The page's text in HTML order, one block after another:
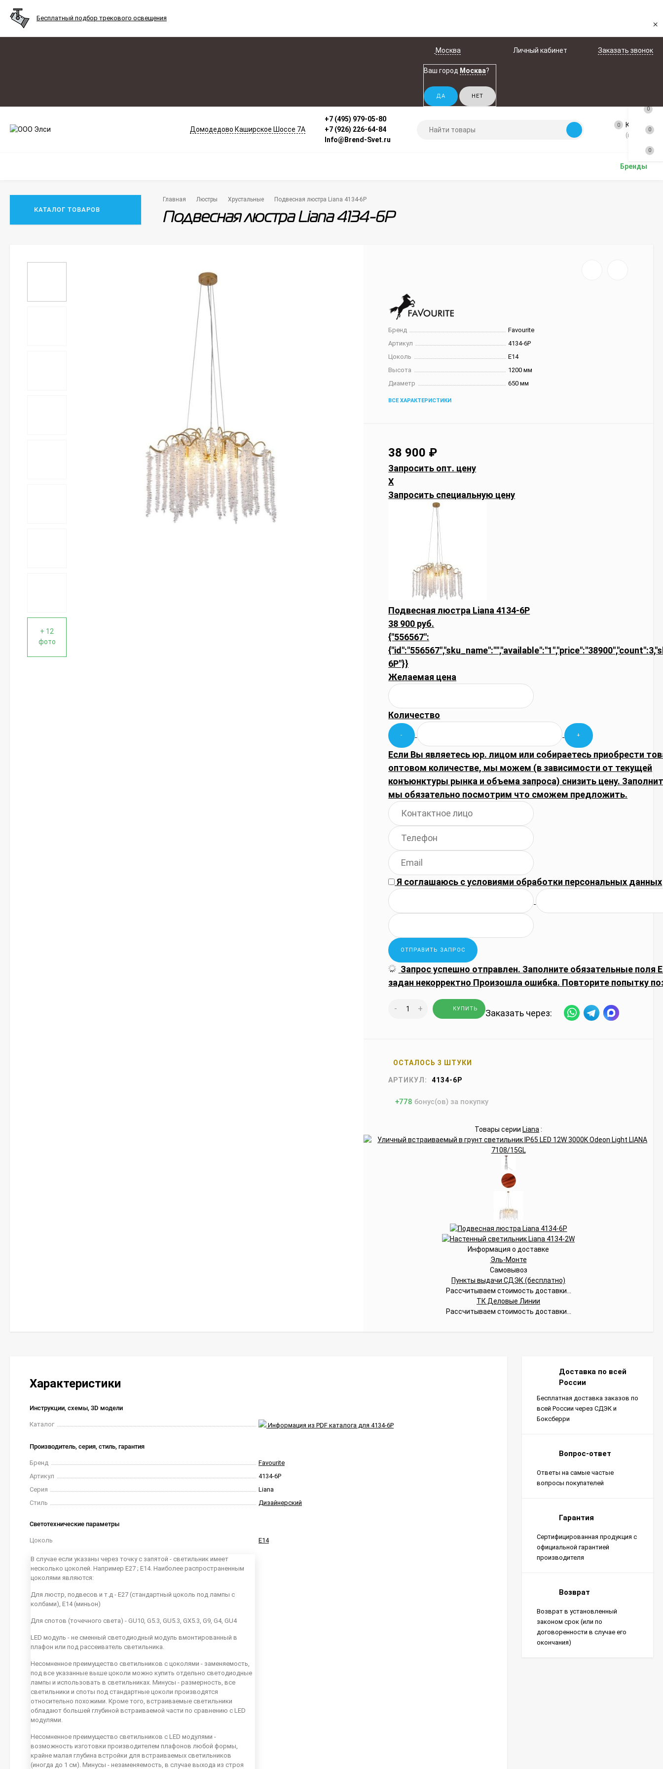
Бесплатный подбор трекового освещения
×
Москва
Ваш город Москва?
Личный кабинет Заказать звонок
Домодедово Каширское Шоссе 7А
+7 (495) 979-05-80
+7 (926) 226-64-84
Info@Brend-Svet.ru
0 Корзина
(пусто)
Бренды
КАТАЛОГ ТОВАРОВ
Главная Люстры Хрустальные Подвесная люстра Liana 4134-6P
Подвесная люстра Liana 4134-6P
+ 12
фото
Бренд
Favourite
Артикул
4134-6P
Цоколь
E14
Высота
1200 мм
Диаметр
650 мм
ВСЕ ХАРАКТЕРИСТИКИ
38 900 ₽
Запросить опт. цену
X
Запросить специальную цену
Подвесная люстра Liana 4134-6P
38 900 руб.
{"556567":
6P"}}
Желаемая цена
Количество
Если Вы являетесь юр. лицом или собираетесь приобрести
оптовом количестве, мы можем (в зависимости от текущей
конъюнктуры рынка и объема запроса) снизить цену.
мы обязательно посмотрим что сможем предложить.
Я соглашаюсь сусловиями обработки персональных данных
Запрос успешно отправлен. Заполните обязательные поля
задан некорректно Произошла ошибка. Повторите попытку
- + КУПИТЬ Заказать через:
ОСТАЛОСЬ 3 ШТУКИ
АРТИКУЛ: 4134-6P
+778 бонус(ов) за покупку
Товары серии Liana :
Информация о доставке
Эль-Монте
Самовывоз
Пункты выдачи СДЭК (бесплатно)
Рассчитываем стоимость доставки...
ТК Деловые Линии
Рассчитываем стоимость доставки...
Характеристики
Инструкции, схемы, 3D модели
Каталог Информация из PDF каталога для 4134-6P
Производитель, серия, стиль, гарантия
Бренд
Favourite
Артикул
4134-6P
Серия
Liana
Стиль
Дизайнерский
Светотехнические параметры
Цоколь
В случае если указаны через точку с запятой - светильник имеет
несколько цоколей. Например E27 ; E14. Наиболее распространенным
цоколями являются:
Для люстр, подвесов и т.д - E27 (стандартный цоколь под лампы с
колбами), E14 (миньон)
Для спотов (точечного света) - GU10, G5.3, GU5.3, GX5.3, G9, G4, GU4
LED модуль - не сменный светодиодный модуль вмонтированный в
плафон или под рассеиватель светильника.
Несомненное преимущество светильников с цоколями - заменяемость,
под все указанные выше цоколи можно купить отдельно светодиодные
лампы и использовать в светильниках. Минусы - размерность, все
светильники и споты под стандартные цоколи производятся
относительно похожими. Кроме того, встраиваемые светильники
обладают большей глубиной встраиваемой части по сравнению с LED
модулями.
Несомненное преимущество светильников с LED модулями -
возможность изготовки производителем плафонов любой формы,
крайне малая глубина встройки для встраиваемых светильников
(иногда до 1 см). Минусы - незаменяемость, в случае выхода из строя
E14
Доставка по всей
России
Бесплатная доставка заказов по
всей России через СДЭК и
Боксберри
Вопрос-ответ
Ответы на самые частые
вопросы покупателей
Гарантия
Сертифицированная продукция с
официальной гарантией
производителя
Возврат
Возврат в установленный
законом срок (или по
договоренности в случае его
окончания)
0
0
0